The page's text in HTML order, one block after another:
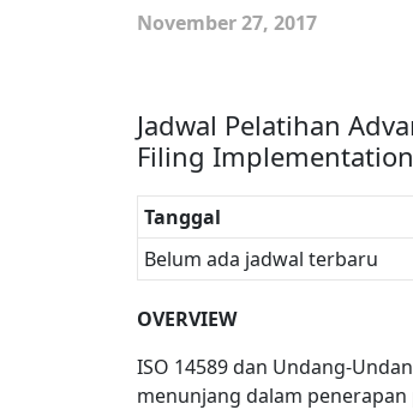
November 27, 2017
Jadwal Pelatihan
Filing Implementation
Tanggal
Belum ada jadwal terbaru
OVERVIEW
ISO 14589 dan Undang-
menunjang dalam penerapan